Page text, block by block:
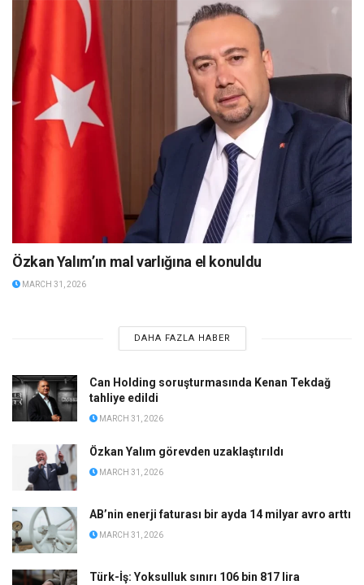
Özkan Yalım’ın mal varlığına el konuldu
MARCH 31, 2026
DAHA FAZLA HABER
Can Holding soruşturmasında Kenan Tekdağ
tahliye edildi
MARCH 31, 2026
Özkan Yalım görevden uzaklaştırıldı
MARCH 31, 2026
AB’nin enerji faturası bir ayda 14 milyar avro arttı
MARCH 31, 2026
Türk-İş: Yoksulluk sınırı 106 bin 817 lira